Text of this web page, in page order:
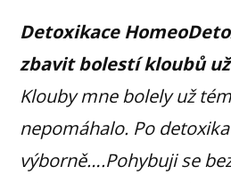
Detoxikace
zbavit bolestí kloubů už
Klouby mne bolely už
nepomáhalo. Po
výborně….Pohybuji se